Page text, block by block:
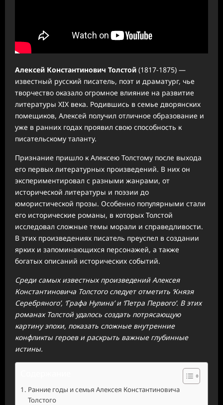
Алексей Константинович Толстой (1817-1875) —
известный русский писатель, поэт и драматург, чье
творчество оказало огромное влияние на развитие
литературы XIX века. Родившись в семье дворянских
помещиков, Алексей получил отличное образование и
уже в ранних годах проявил свою способность к
писательскому таланту.
Признание пришло к Алексею Толстому после выхода
его первых литературных произведений. В них он
экспериментировал с разными жанрами, от
исторической литературы и поэзии до
юмористической прозы. Особенно популярными стали
его исторические романы, в которых Толстой
исследовал сложные темы морали и справедливости.
В этих произведениях писатель преуспел в создании
ярких и запоминающихся персонажей, а также
богатых описаний исторических событий.
Среди самых известных произведений Алексея
Константиновича Толстого следует отметить ‘Князя
Серебряного’, ‘Графа Нулина’ и ‘Петра Первого’. В этих
романах Толстой удалось создать потрясающую
картину эпохи, показать сложные внутренние
конфликты героев и раскрыть важные глубинные
истины.
Ранние годы и семья Алексея Константиновича
Толстого